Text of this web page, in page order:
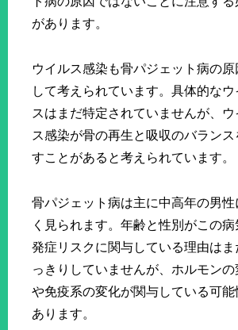
があります。
ウイルス感染も骨パジェット病の原
して考えられています。具体的なウ
スはまだ特定されていませんが、ウ
ス感染が骨の再生と吸収のバランス
すことがあると考えられています。
骨パジェット病は主に中高年の男性
く見られます。年齢と性別がこの病
発症リスクに関与している理由はま
っきりしていませんが、ホルモンの
や免疫系の変化が関与している可能
あります。